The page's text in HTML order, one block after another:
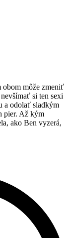
obom môže zmeniť
si ten sexi
a odolať sladkým
pier. Až kým
ako Ben vyzerá,